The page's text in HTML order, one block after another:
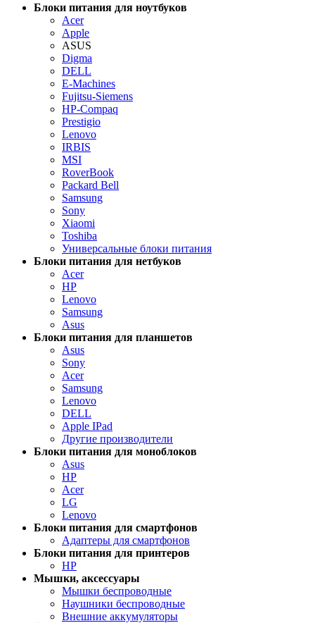
Блоки питания для ноутбуков
Acer
Apple
ASUS
Digma
DELL
E-Machines
Fujitsu-Siemens
HP-Compaq
Prestigio
Lenovo
IRBIS
MSI
RoverBook
Packard Bell
Samsung
Sony
Xiaomi
Toshiba
Универсальные блоки питания
Блоки питания для нетбуков
Acer
HP
Lenovo
Samsung
Asus
Блоки питания для планшетов
Asus
Sony
Acer
Samsung
Lenovo
DELL
Apple IPad
Другие производители
Блоки питания для моноблоков
Asus
HP
Acer
LG
Lenovo
Блоки питания для смартфонов
Адаптеры для смартфонов
Блоки питания для принтеров
HP
Мышки, аксессуары
Мышки беспроводные
Наушники беспроводные
Внешние аккумуляторы